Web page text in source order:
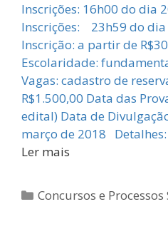
Inscrições: 16h00 do dia
Inscrições: 23h59 do
Inscrição: a partir de
Escolaridade:
Vagas: cadastro de
R$1.500,00 Data das
edital) Data de
março de 2018
Ler mais
Categorias
Concursos e